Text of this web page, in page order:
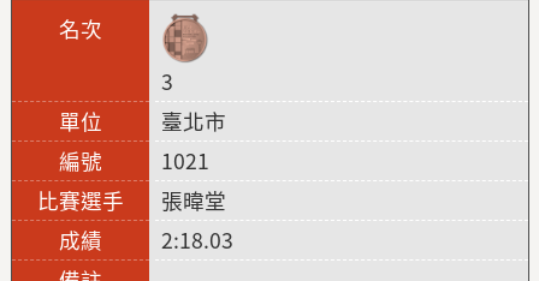
3
臺北市
1021
張暐堂
2:18.03